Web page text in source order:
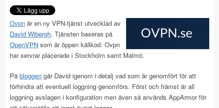
Ovpn är en ny VPN-tjänst utvecklad av
David Wibergh. Tjänsten baseras på
OpenVPN som är öppen källkod. Ovpn
har servrar placerade i Stockholm samt Malmö.
På bloggen går David igenom i detalj vad som är genomfört för att
förhindra att eventuell loggning genomförs. Först och främst är all
loggning avslagen i konfiguration men även så används AppArmor för